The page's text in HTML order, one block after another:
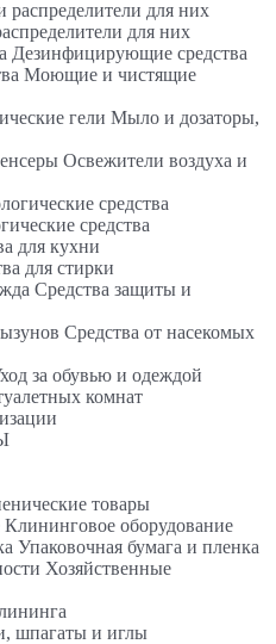
для них
Дезинфицирующие средства
Моющие и чистящие
Мыло и дозаторы,
Освежители воздуха и
средства
для кухни
для стирки
Средства защиты и
Средства от насекомых
за обувью и одеждой
комнат
товары
Клининговое оборудование
Упаковочная бумага и пленка
Хозяйственные
шпагаты и иглы